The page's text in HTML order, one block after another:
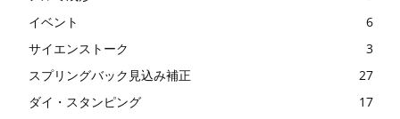
イベント
6
サイエンストーク
3
スプリングバック見込み補正
27
ダイ・スタンピング
17